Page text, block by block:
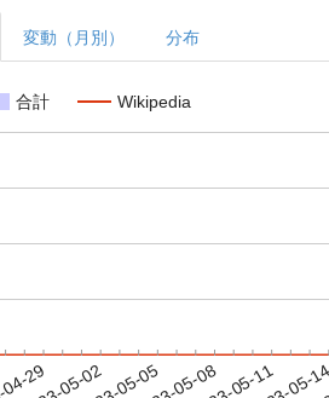
変動（月別） 分布
合計 Wikipedia